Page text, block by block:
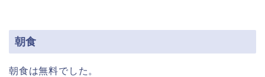
朝食
朝食は無料でした。